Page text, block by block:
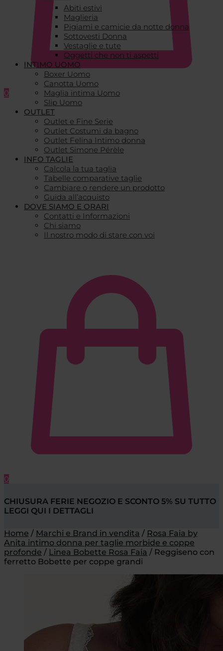
0
Abiti estivi
Maglieria
Pigiami e camicie da notte donna
Sottovesti Donna
Vestaglie e tute
Oggetti che non ti aspetti
INTIMO UOMO
Boxer Uomo
Canotta Uomo
Maglia intima Uomo
Slip Uomo
OUTLET
Outlet e Fine Serie
Outlet Costumi da bagno
Outlet Felina Intimo donna
Outlet Simone Pérèle
INFO TAGLIE
Calcola la tua taglia
Tabelle comparative taglie
Cambiare o rendere un prodotto
Guida all’acquisto
DOVE SIAMO E ORARI
Contatti e Informazioni
Chi siamo
Il nostro modo di stare con voi
0
CHIUSURA FERIE NEGOZIO E SCONTO 5% SU TUTTO
LEGGI QUI I DETTAGLI
Home / Marchi e Brand in vendita / Rosa Faia by
Anita intimo donna per taglie morbide e coppe
profonde / Linea Bobette Rosa Faia / Reggiseno con
ferretto Bobette per coppe grandi